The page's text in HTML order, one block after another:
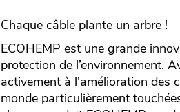
Chaque câble plante un arbre !
ECOHEMP est une grande
protection de l’environnement.
activement à l'amélioration des
monde particulièrement